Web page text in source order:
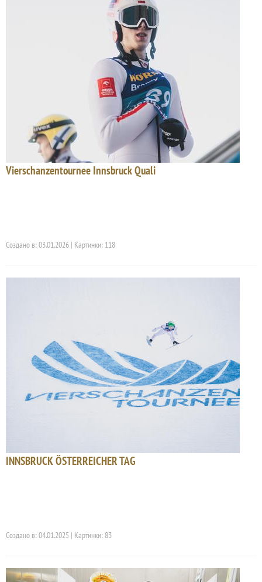
Vierschanzentournee Innsbruck Quali
Создано в: 03.01.2026 | Картинки: 118
INNSBRUCK ÖSTERREICHER TAG
Создано в: 04.01.2025 | Картинки: 83